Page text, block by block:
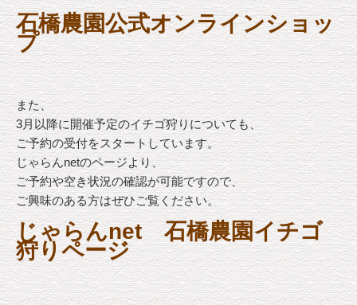
石橋農園公式オンラインショッ
プ
また、
3月以降に開催予定のイチゴ狩りについても、
ご予約の受付をスタートしています。
じゃらんnetのページより、
ご予約や空き状況の確認が可能ですので、
ご興味のある方はぜひご覧ください。
じゃらんnet 石橋農園イチゴ
狩りページ